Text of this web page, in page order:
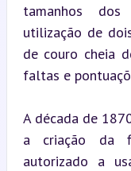
tamanhos
utilização de
de couro cheia
faltas e
A década de
a criação da
autorizado a